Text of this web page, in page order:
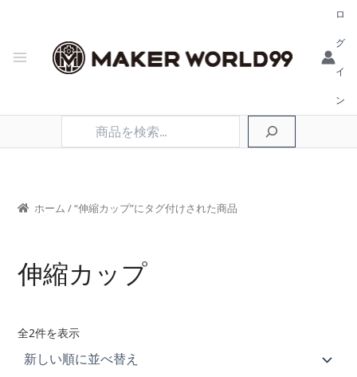
ロ
グ
イ
ン
ホーム / “伸縮カップ”にタグ付けされた商品
伸縮カップ
全2件を表示新
い
順